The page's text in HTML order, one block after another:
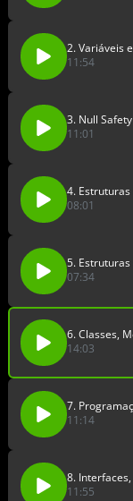
2. Variáveis
11:54
3. Null Safety
11:01
4. Estruturas
08:01
5.
07:34
6. Classes,
14:03
7.
11:14
8.
11:55